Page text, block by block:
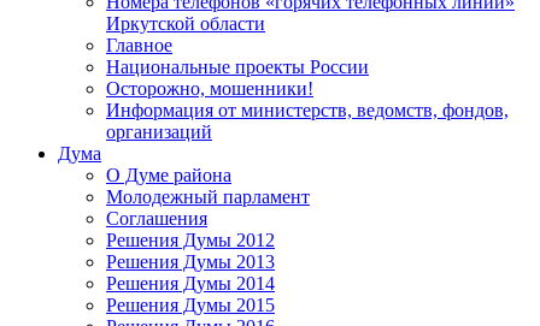
Иркутской области
Главное
Национальные проекты России
Осторожно, мошенники!
Информация от министерств, ведомств, фондов,
организаций
Дума
О Думе района
Молодежный парламент
Соглашения
Решения Думы 2012
Решения Думы 2013
Решения Думы 2014
Решения Думы 2015